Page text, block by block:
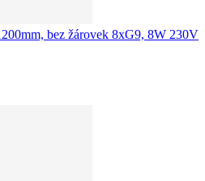
bez žárovek 8xG9, 8W 230V